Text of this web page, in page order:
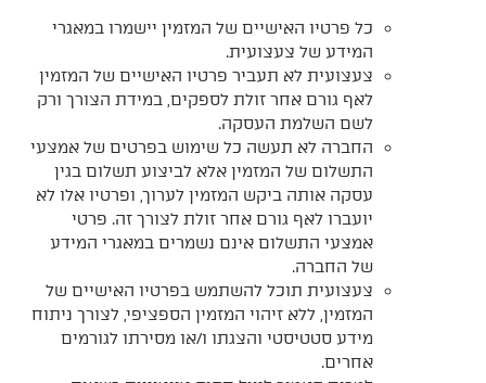
כל פרטיו האישיים של המזמין יישמרו במאגרי
המידע של צעצועית.
צעצועית לא תעביר פרטיו האישיים של המזמין
לאף גורם אחר זולת לספקים, במידת הצורך ורק
לשם השלמת העסקה.
החברה לא תעשה כל שימוש בפרטים של אמצעי
התשלום של המזמין אלא לביצוע תשלום בגין
עסקה אותה ביקש המזמין לערוך, ופרטיו אלו לא
יועברו לאף גורם אחר זולת לצורך זה. פרטי
אמצעי התשלום אינם נשמרים במאגרי המידע
של החברה.
צעצועית תוכל להשתמש בפרטיו האישיים של
המזמין, ללא זיהוי המזמין הספציפי, לצורך ניתוח
מידע סטטיסטי והצגתו ו/או מסירתו לגורמים
אחרים.